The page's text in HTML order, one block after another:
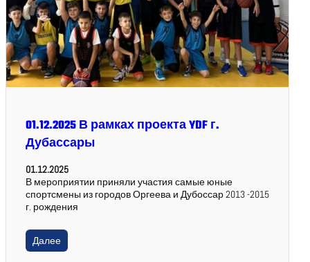
01.12.2025 В рамках проекта YDF г.
Дубассары
01.12.2025
В мероприятии приняли участия самые юные
спортсмены из городов Оргеева и Дубоссар 2013 -2015
г. рождения
Далее